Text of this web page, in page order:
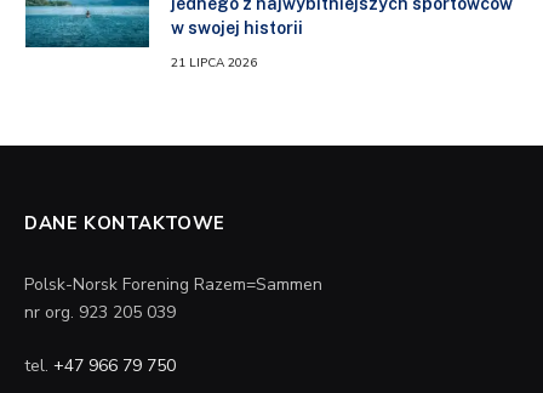
w swojej historii
21 LIPCA 2026
DANE KONTAKTOWE
Polsk-Norsk Forening Razem=Sammen
nr org. 923 205 039
tel. +47 966 79 750